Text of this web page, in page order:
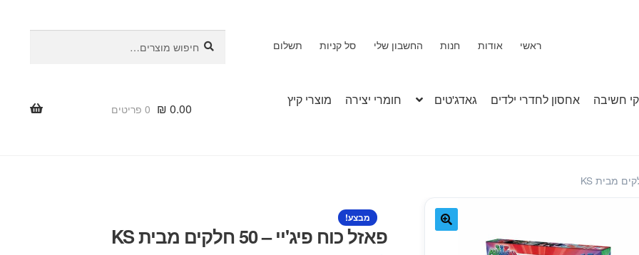
ראשי אודות חנות החשבון שלי סל קניות תשלום
עבור:
חשיבה אחסון לחדרי ילדים גאדג'טים חומרי יצירה מוצרי קיץ
0.00
₪ 0 פריטים
מבצע!
פאזל כוח פיג'יי – 50 חלקים מבית KS